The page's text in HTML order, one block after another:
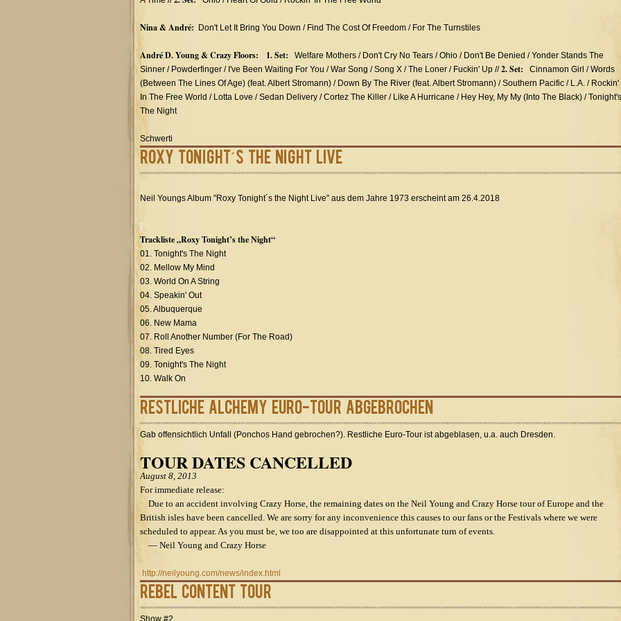
Nina & André: Don't Let It Bring You Down / Find The Cost Of Freedom / For The Turnstiles
André D. Young & Crazy Floors: 1. Set: Welfare Mothers / Don't Cry No Tears / Ohio / Don't Be Denied / Yonder Stands The
Sinner / Powderfinger / I've Been Waiting For You / War Song / Song X / The Loner / Fuckin' Up //2. Set: Cinnamon Girl / Words
(Between The Lines Of Age) (feat. Albert Stromann) / Down By The River (feat. Albert Stromann) / Southern Pacific / L.A. / Rockin'
In The Free World / Lotta Love / Sedan Delivery / Cortez The Killer / Like A Hurricane / Hey Hey, My My (Into The Black) / Tonight's
The Night
Schwerti
Roxy Tonight´s the Night Live
Neil Youngs Album "Roxy Tonight´s the Night Live" aus dem Jahre 1973 erscheint am 26.4.2018
Trackliste „Roxy Tonight’s the Night“
01. Tonight's The Night
02. Mellow My Mind
03. World On A String
04. Speakin' Out
05. Albuquerque
06. New Mama
07. Roll Another Number (For The Road)
08. Tired Eyes
09. Tonight's The Night
10. Walk On
restliche Alchemy Euro-Tour abgebrochen
Gab offensichtlich Unfall (Ponchos Hand gebrochen?). Restliche Euro-Tour ist abgeblasen, u.a. auch Dresden.
TOUR DATES CANCELLED
August 8, 2013
For immediate release:
Due to an accident involving Crazy Horse, the remaining dates on the Neil Young and Crazy Horse tour of Europe and the
British isles have been cancelled. We are sorry for any inconvenience this causes to our fans or the Festivals where we were
scheduled to appear. As you must be, we too are disappointed at this unfortunate turn of events.
— Neil Young and Crazy Horse
http://neilyoung.com/news/index.html
Rebel Content Tour
Show #2